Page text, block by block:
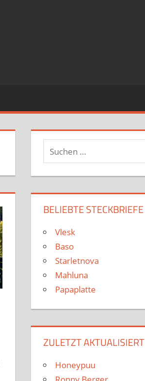
BELIEBTE STECKBRIEFE
Vlesk
Baso
Starletnova
Mahluna
Papaplatte
ZULETZT AKTUALISIERT
Honeypuu